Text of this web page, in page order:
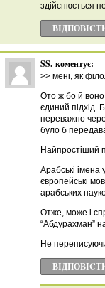
здійснюється
SS. коментує:
>> мені, як
Ото ж бо й
єдиний підхід.
переважно
було б
Найпростіший
Арабські імена
європейські
арабських
Отже, може і
“Абдурахман”
Не